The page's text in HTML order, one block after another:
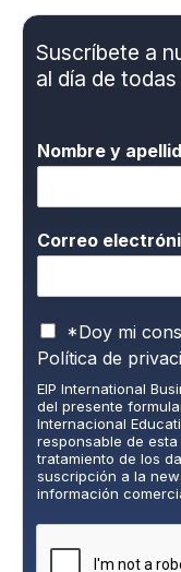
Suscríbete a
al día de
Nombre y
Correo
P
o
í
t
i
c
a
d
e
*Doy mi
Política de
EIP International
del presente
Internacional
responsable de
tratamiento de los
suscripción a la
información
del/a interesado/a.
obligación legal.
rectificación,